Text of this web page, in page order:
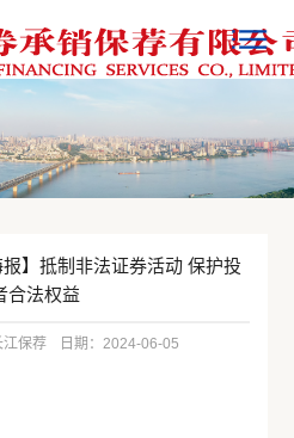
】抵制非法证券活动 保护投
合法权益
江保荐 日期：2024-06-05